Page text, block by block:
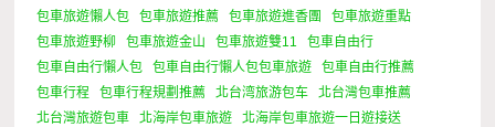
包車旅遊懶人包
包車旅遊推薦 包車旅遊進香團
包車旅遊重點
包車旅遊野柳
包車旅遊金山 包車旅遊雙11
包車自由行
包車自由行懶人包
包車自由行懶人包包車旅遊
包車自由行推薦
包車行程
包車行程規劃推薦 北台湾旅游包车
北台灣包車推薦
北台灣旅遊包車
北海岸包車旅遊
北海岸包車旅遊一日遊接送